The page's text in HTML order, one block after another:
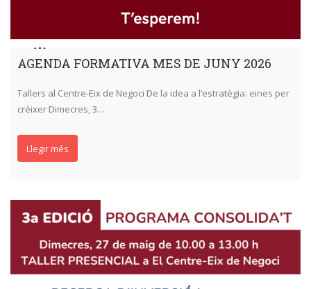
AGENDA FORMATIVA MES DE JUNY 2026
Tallers al Centre-Eix de Negoci De la idea a l’estratègia: eines per
créixer Dimecres, 3…
Llegir més